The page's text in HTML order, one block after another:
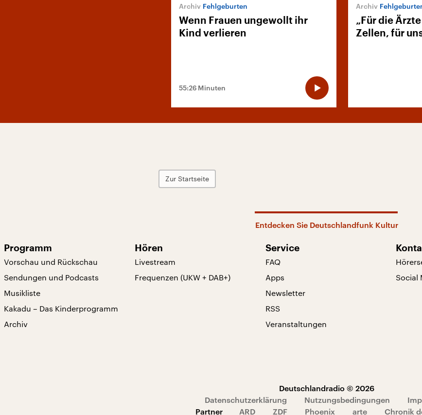
Fehlgeburten
Wenn Frauen ungewollt ihr
Kind verlieren
55:26 Minuten
„Für die
Zellen, für
Zur Startseite
Entdecken Sie Deutschlandfunk Kultur
Programm
Vorschau und Rückschau
Sendungen und Podcasts
Musikliste
Kakadu – Das Kinderprogramm
Archiv
Hören
Livestream
Frequenzen (UKW + DAB+)
Service
FAQ
Apps
Newsletter
RSS
Veranstaltungen
Social
Deutschlandradio © 2026
Datenschutzerklärung
Nutzungsbedingungen
Partner
ARD ZDF Phoenix arte Chronik